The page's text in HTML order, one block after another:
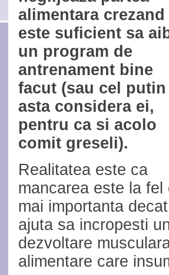
alimentara crezand
este suficient sa
un program de
antrenament bine
facut (sau cel putin
asta considera ei,
pentru ca si acolo
comit greseli).
Realitatea este ca
mancarea este la
mai importanta
ajuta sa incropesti
dezvoltare
alimentare care